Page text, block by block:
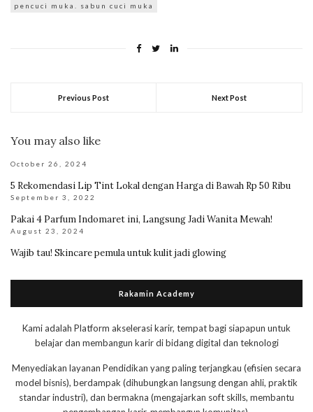
pencuci muka. sabun cuci muka
Previous Post Next Post
You may also like
October 26, 2024
5 Rekomendasi Lip Tint Lokal dengan Harga di Bawah Rp 50 Ribu
September 3, 2022
Pakai 4 Parfum Indomaret ini, Langsung Jadi Wanita Mewah!
August 23, 2024
Wajib tau! Skincare pemula untuk kulit jadi glowing
Rakamin Academy
Kami adalah Platform akselerasi karir, tempat bagi siapapun untuk
belajar dan membangun karir di bidang digital dan teknologi
Menyediakan layanan Pendidikan yang paling terjangkau (efisien secara
model bisnis), berdampak (dihubungkan langsung dengan ahli, praktik
standar industri), dan bermakna (mengajarkan soft skills, membantu